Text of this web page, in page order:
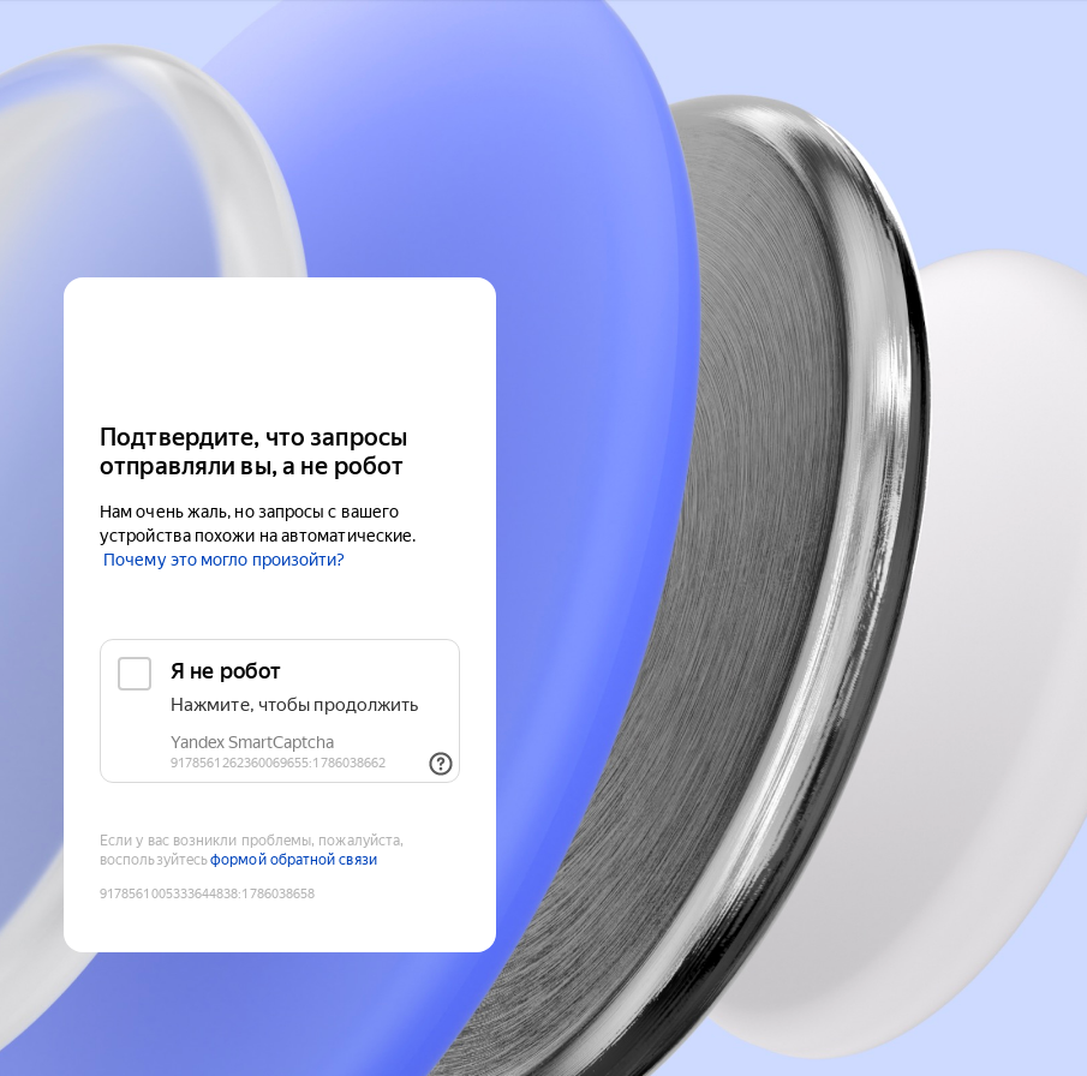
Подтвердите, что запросы
отправляли вы, а не робот
Нам очень жаль, но запросы с вашего
устройства похожи на автоматические.
Почему это могло произойти?
Если у вас возникли проблемы, пожалуйста,
воспользуйтесьформой обратной связи
9178561005333644838:1786038658